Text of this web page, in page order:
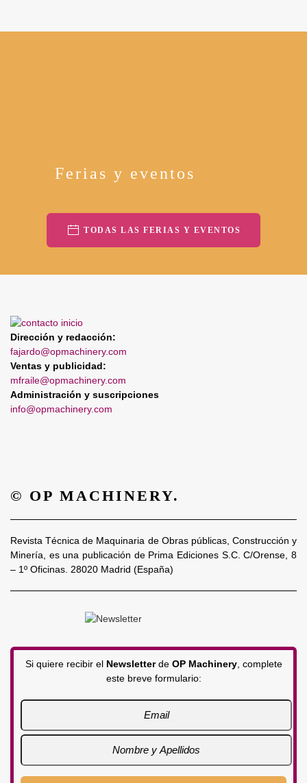
Ferias y eventos
TODAS LAS FERIAS Y EVENTOS
Dirección y redacción:
fajardo@opmachinery.com
Ventas y publicidad:
mfraile@opmachinery.com
Administración y suscripciones
info@opmachinery.com
© OP MACHINERY.
Revista Técnica de Maquinaria de Obras públicas, Construcción y
Minería, es una publicación de Prima Ediciones S.C. C/Orense, 8
– 1º Oficinas. 28020 Madrid (España)
Si quiere recibir el Newsletterde OP Machinery, complete
este breve formulario: